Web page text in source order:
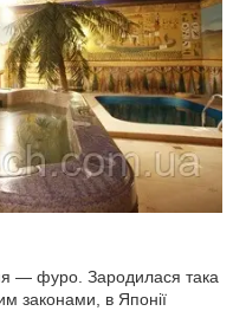
— фуро. Зародилася така
законами, в Японії